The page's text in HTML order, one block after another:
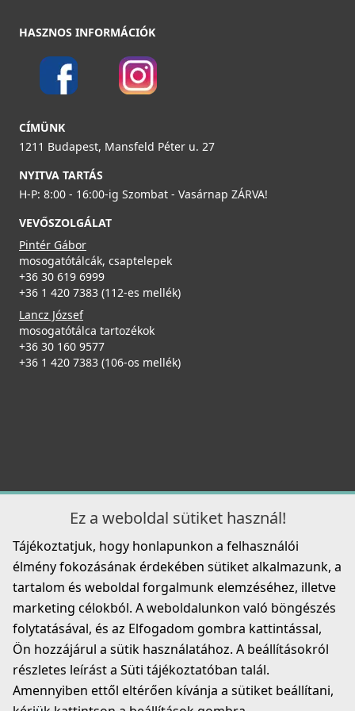
ELLECI - Gránit mosogatótálca Unico CORNER sarok
LGUCOR39
ELLECI - Gránit mosogatótálca Time 102 G39
LG210239
ELLECI - Gránit mosogatótálca Best 360 Workstation
G39
145 990 Ft
Részletek
ELLECI - Csaptelep Cloud G62
89 990 Ft
ELLECI - Csaptelep Cloud G68
MGKCLO68
89 990 Ft
MIKCLOCR
79 990 Ft
Részletek
HASZNOS INFORMÁCIÓK
CÍMÜNK
1211 Budapest, Mansfeld Péter u. 27
NYITVA TARTÁS
H-P: 8:00 - 16:00-ig Szombat - Vasárnap ZÁRVA!
VEVŐSZOLGÁLAT
Pintér Gábor
mosogatótálcák, csaptelepek
+36 30 619 6999
+36 1 420 7383 (112-es mellék)
Lancz József
mosogatótálca tartozékok
+36 30 160 9577
+36 1 420 7383 (106-os mellék)
Ez a weboldal sütiket használ!
Tájékoztatjuk, hogy honlapunkon a felhasználói
élmény fokozásának érdekében sütiket alkalmazunk, a
tartalom és weboldal forgalmunk elemzéséhez, illetve
marketing célokból. A weboldalunkon való böngészés
folytatásával, és az Elfogadom gombra kattintással,
Ön hozzájárul a sütik használatához. A beállításokról
részletes leírást a Süti tájékoztatóban talál.
Amennyiben ettől eltérően kívánja a sütiket beállítani,